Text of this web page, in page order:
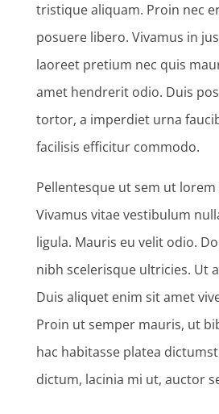
tristique aliquam. Proin nec
posuere libero. Vivamus in
laoreet pretium nec quis
amet hendrerit odio. Duis
tortor, a imperdiet urna
facilisis efficitur commodo.
Pellentesque ut sem ut
Vivamus vitae vestibulum
ligula. Mauris eu velit odio.
nibh scelerisque ultricies. Ut
Duis aliquet enim sit amet
Proin ut semper mauris, ut
hac habitasse platea
dictum, lacinia mi ut, auctor